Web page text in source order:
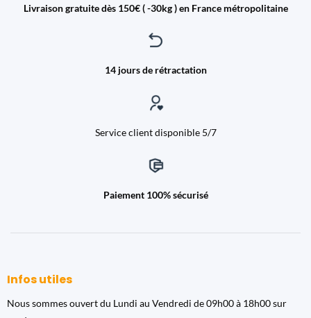
Livraison gratuite dès 150€ ( -30kg ) en France métropolitaine
14 jours de rétractation
Service client disponible 5/7
Paiement 100% sécurisé
Infos utiles
Nous sommes ouvert du Lundi au Vendredi de 09h00 à 18h00 sur